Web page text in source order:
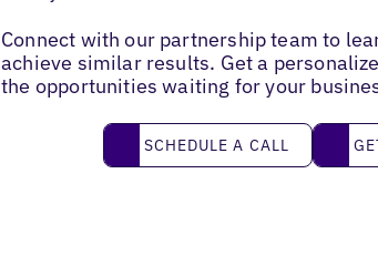
Connect with our partnership team to
achieve similar results. Get a
the opportunities waiting for your
Schedule a call
SCHEDULE A CALL Get a